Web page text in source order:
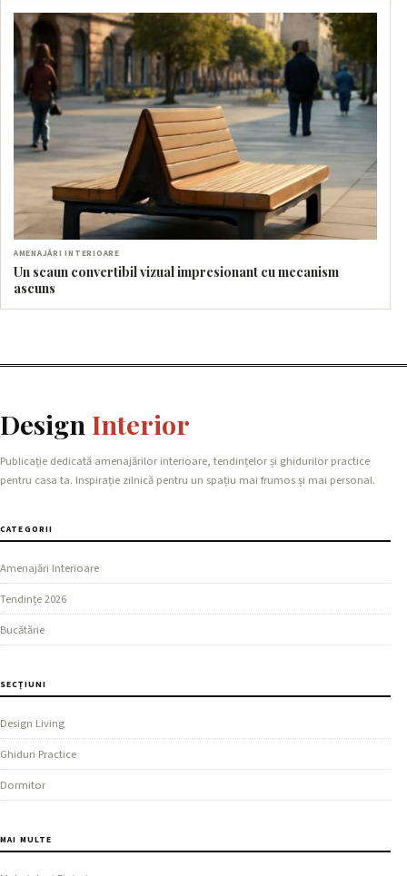
AMENAJĂRI INTERIOARE
Un scaun convertibil vizual impresionant cu mecanism
ascuns
Design Interior
Publicație dedicată amenajărilor interioare, tendințelor și ghidurilor practice
pentru casa ta. Inspirație zilnică pentru un spațiu mai frumos și mai personal.
CATEGORII
Amenajări Interioare
Tendințe 2026
Bucătărie
SECȚIUNI
Design Living
Ghiduri Practice
Dormitor
MAI MULTE